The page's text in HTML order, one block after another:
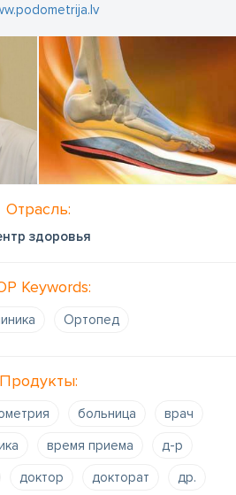
Отрасль:
здоровья
Keywords:
Oртопед
Продукты:
больница
врач
время приема
д-р
доктор докторат
др.